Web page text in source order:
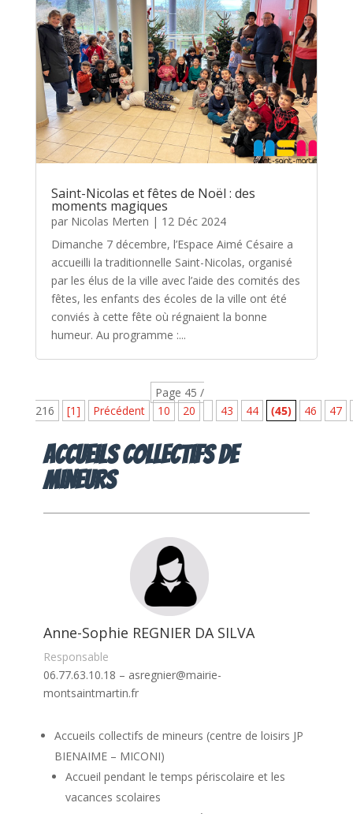
Saint-Nicolas et fêtes de Noël : des
moments magiques
par Nicolas Merten | 12 Déc 2024
Dimanche 7 décembre, l’Espace Aimé Césaire a
accueilli la traditionnelle Saint-Nicolas, organisé
par les élus de la ville avec l’aide des comités des
fêtes, les enfants des écoles de la ville ont été
conviés à cette fête où régnaient la bonne
humeur. Au programme :...
Page 45 /
216
[1] Précédent 10 20 43 44 (45) 46 47
Accueils collectifs de
mineurs
Anne-Sophie REGNIER DA SILVA
Responsable
06.77.63.10.18 – asregnier@mairie-
montsaintmartin.fr
Accueils collectifs de mineurs (centre de loisirs JP
BIENAIME – MICONI)
Accueil pendant le temps périscolaire et les
vacances scolaires